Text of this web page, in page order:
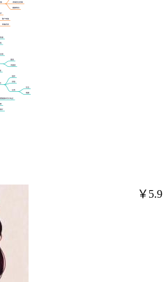
￥5.9